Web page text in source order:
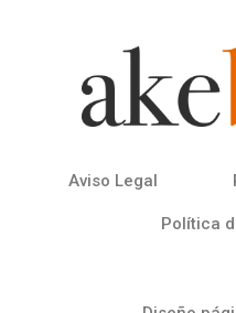
Aviso Legal
Política